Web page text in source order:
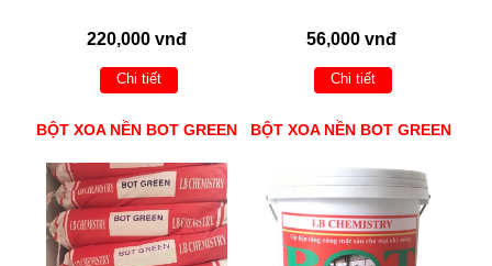
220,000 vnđ
Chi tiết
56,000 vnđ
Chi tiết
BỘT XOA NỀN BOT GREEN BỘT XOA NỀN BOT GREEN